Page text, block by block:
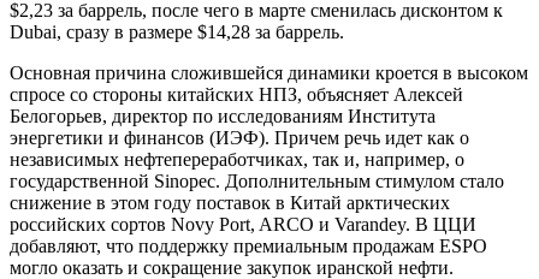
$2,23 за баррель, после чего в марте сменилась дисконтом к
Dubai, сразу в размере $14,28 за баррель.
Основная причина сложившейся динамики кроется в высоком
спросе со стороны китайских НПЗ, объясняет Алексей
Белогорьев, директор по исследованиям Института
энергетики и финансов (ИЭФ). Причем речь идет как о
независимых нефтепереработчиках, так и, например, о
государственной Sinopec. Дополнительным стимулом стало
снижение в этом году поставок в Китай арктических
российских сортов Novy Port, ARCO и Varandey. В ЦЦИ
добавляют, что поддержку премиальным продажам ESPO
могло оказать и сокращение закупок иранской нефти.